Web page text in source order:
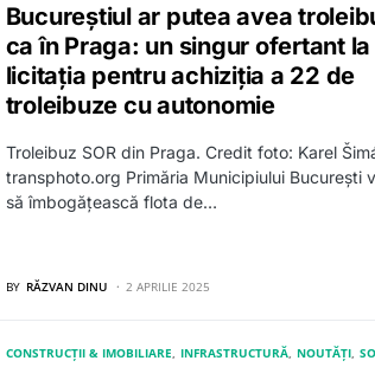
Bucureștiul ar putea avea
ca în Praga: un singur ofertant la
licitația pentru achiziția a 22 de
troleibuze cu autonomie
Troleibuz SOR din Praga. Credit foto: Karel
transphoto.org Primăria Municipiului București
să îmbogățească flota de…
BY RĂZVAN DINU 2 APRILIE 2025
CONSTRUCȚII & IMOBILIARE INFRASTRUCTURĂ NOUTĂȚI